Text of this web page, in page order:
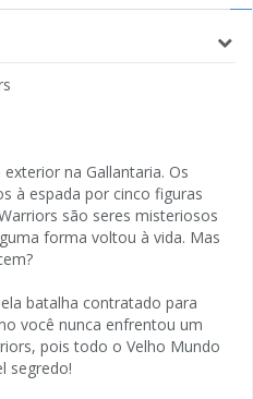
na Gallantaria. Os
à espada por cinco figuras
são seres misteriosos
forma voltou à vida. Mas
batalha contratado para
você nunca enfrentou um
pois todo o Velho Mundo
segredo!